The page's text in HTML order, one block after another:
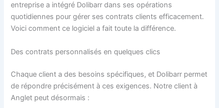
entreprise a intégré Dolibarr dans ses opérations
quotidiennes pour gérer ses contrats clients efficacement.
Voici comment ce logiciel a fait toute la différence.
Des contrats personnalisés en quelques clics
Chaque client a des besoins spécifiques, et Dolibarr permet
de répondre précisément à ces exigences. Notre client à
Anglet peut désormais :